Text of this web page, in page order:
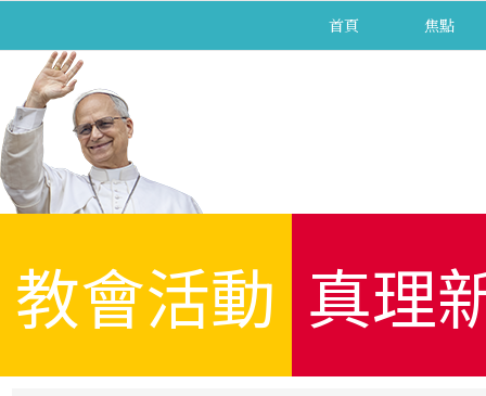
首頁 焦點
教會活動 真理